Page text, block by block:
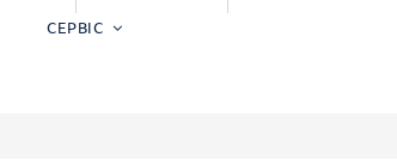
СЕРВІС